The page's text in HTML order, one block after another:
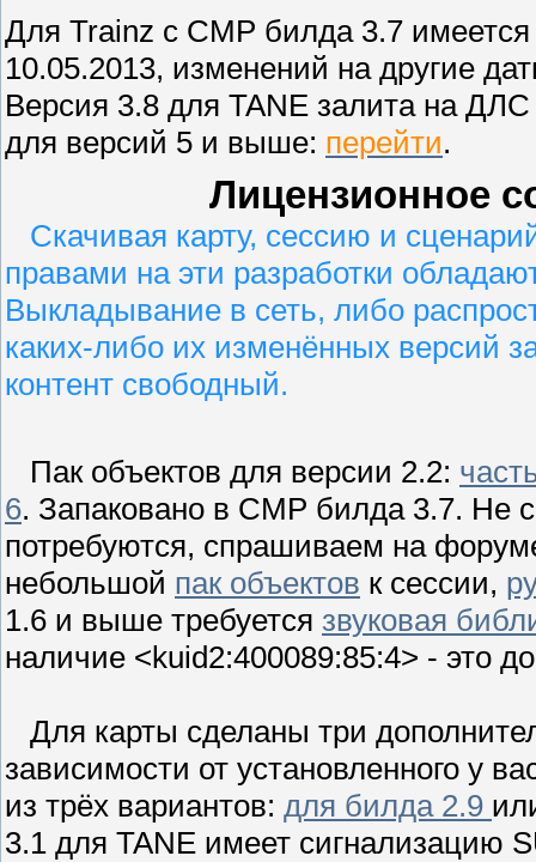
Для Trainz с СМР билда 3.7
10.05.2013, изменений на другие
Версия 3.8 для TANE залита на ДЛС
для версий 5 и выше: перейти.
Лицензионное
Скачивая карту, сессию и
правами на эти разработки
Выкладывание в сеть, либо
каких-либо их изменённых версий
контент свободный.
Пак объектов для версии 2.2:
6. Запаковано в СМР билда 3.7. Не
потребуются, спрашиваем на
небольшой пак объектов к сессии,
1.6 и выше требуется звуковая
наличие <kuid2:400089:85:4> - это
Для карты сделаны три
зависимости от установленного у
из трёх вариантов: для билда 2.9
3.1 для TANE имеет сигнализацию